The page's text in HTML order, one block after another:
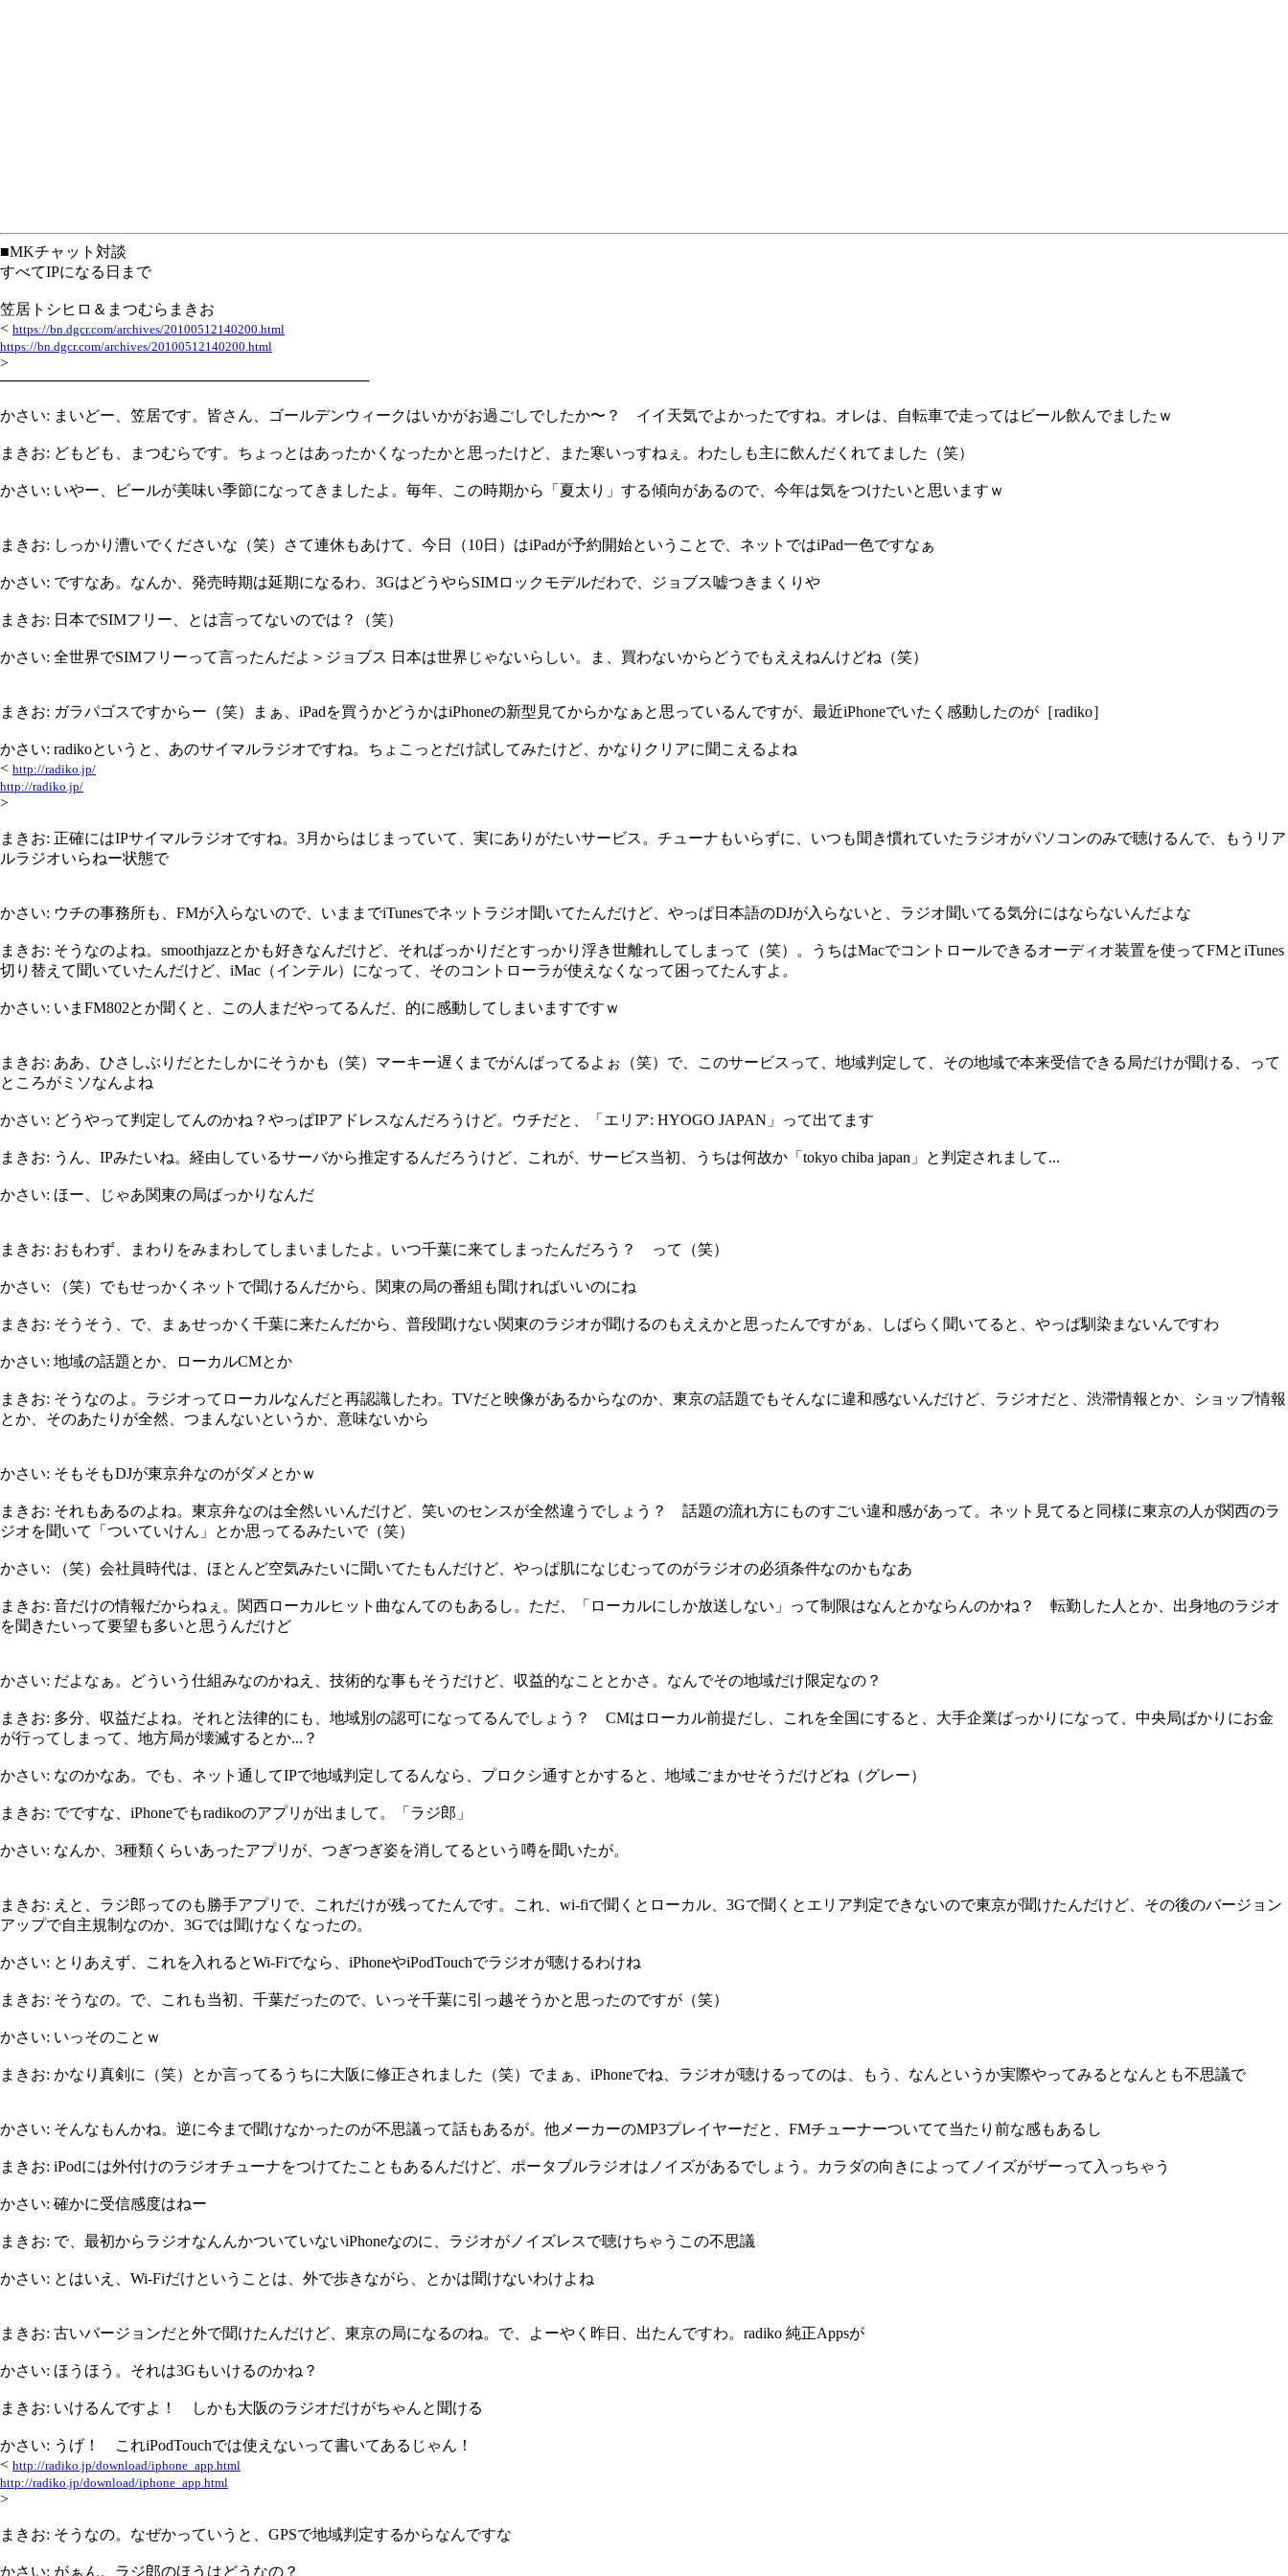
■MKチャット対談
すべてIPになる日まで
笠居トシヒロ＆まつむらまきお
< https://bn.dgcr.com/archives/20100512140200.html
https://bn.dgcr.com/archives/20100512140200.html
>
───────────────────────────────────
かさい: まいどー、笠居です。皆さん、ゴールデンウィークはいかがお過ごしでしたか〜？ イイ天気でよかったですね。オレは、自転車で走ってはビール飲んでましたｗ
まきお: どもども、まつむらです。ちょっとはあったかくなったかと思ったけど、また寒いっすねぇ。わたしも主に飲んだくれてました（笑）
かさい: いやー、ビールが美味い季節になってきましたよ。毎年、この時期から「夏太り」する傾向があるので、今年は気をつけたいと思いますｗ
まきお: しっかり漕いでくださいな（笑）さて連休もあけて、今日（10日）はiPadが予約開始ということで、ネットではiPad一色ですなぁ
かさい: ですなあ。なんか、発売時期は延期になるわ、3GはどうやらSIMロックモデルだわで、ジョブス嘘つきまくりや
まきお: 日本でSIMフリー、とは言ってないのでは？（笑）
かさい: 全世界でSIMフリーって言ったんだよ＞ジョブス 日本は世界じゃないらしい。ま、買わないからどうでもええねんけどね（笑）
まきお: ガラパゴスですからー（笑）まぁ、iPadを買うかどうかはiPhoneの新型見てからかなぁと思っているんですが、最近iPhoneでいたく感動したのが［radiko］
かさい: radikoというと、あのサイマルラジオですね。ちょこっとだけ試してみたけど、かなりクリアに聞こえるよね
< http://radiko.jp/
http://radiko.jp/
>
まきお: 正確にはIPサイマルラジオですね。3月からはじまっていて、実にありがたいサービス。チューナもいらずに、いつも聞き慣れていたラジオがパソコンのみで聴けるんで、もうリア
ルラジオいらねー状態で
かさい: ウチの事務所も、FMが入らないので、いままでiTunesでネットラジオ聞いてたんだけど、やっぱ日本語のDJが入らないと、ラジオ聞いてる気分にはならないんだよな
まきお: そうなのよね。smoothjazzとかも好きなんだけど、そればっかりだとすっかり浮き世離れしてしまって（笑）。うちはMacでコントロールできるオーディオ装置を使ってFMとiTunes
切り替えて聞いていたんだけど、iMac（インテル）になって、そのコントローラが使えなくなって困ってたんすよ。
かさい: いまFM802とか聞くと、この人まだやってるんだ、的に感動してしまいますですｗ
まきお: ああ、ひさしぶりだとたしかにそうかも（笑）マーキー遅くまでがんばってるよぉ（笑）で、このサービスって、地域判定して、その地域で本来受信できる局だけが聞ける、って
ところがミソなんよね
かさい: どうやって判定してんのかね？やっぱIPアドレスなんだろうけど。ウチだと、「エリア: HYOGO JAPAN」って出てます
まきお: うん、IPみたいね。経由しているサーバから推定するんだろうけど、これが、サービス当初、うちは何故か「tokyo chiba japan」と判定されまして...
かさい: ほー、じゃあ関東の局ばっかりなんだ
まきお: おもわず、まわりをみまわしてしまいましたよ。いつ千葉に来てしまったんだろう？ って（笑）
かさい: （笑）でもせっかくネットで聞けるんだから、関東の局の番組も聞ければいいのにね
まきお: そうそう、で、まぁせっかく千葉に来たんだから、普段聞けない関東のラジオが聞けるのもええかと思ったんですがぁ、しばらく聞いてると、やっぱ馴染まないんですわ
かさい: 地域の話題とか、ローカルCMとか
まきお: そうなのよ。ラジオってローカルなんだと再認識したわ。TVだと映像があるからなのか、東京の話題でもそんなに違和感ないんだけど、ラジオだと、渋滞情報とか、ショップ情報
とか、そのあたりが全然、つまんないというか、意味ないから
かさい: そもそもDJが東京弁なのがダメとかｗ
まきお: それもあるのよね。東京弁なのは全然いいんだけど、笑いのセンスが全然違うでしょう？ 話題の流れ方にものすごい違和感があって。ネット見てると同様に東京の人が関西のラ
ジオを聞いて「ついていけん」とか思ってるみたいで（笑）
かさい: （笑）会社員時代は、ほとんど空気みたいに聞いてたもんだけど、やっぱ肌になじむってのがラジオの必須条件なのかもなあ
まきお: 音だけの情報だからねぇ。関西ローカルヒット曲なんてのもあるし。ただ、「ローカルにしか放送しない」って制限はなんとかならんのかね？ 転勤した人とか、出身地のラジオ
を聞きたいって要望も多いと思うんだけど
かさい: だよなぁ。どういう仕組みなのかねえ、技術的な事もそうだけど、収益的なこととかさ。なんでその地域だけ限定なの？
まきお: 多分、収益だよね。それと法律的にも、地域別の認可になってるんでしょう？ CMはローカル前提だし、これを全国にすると、大手企業ばっかりになって、中央局ばかりにお金
が行ってしまって、地方局が壊滅するとか...？
かさい: なのかなあ。でも、ネット通してIPで地域判定してるんなら、プロクシ通すとかすると、地域ごまかせそうだけどね（グレー）
まきお: でですな、iPhoneでもradikoのアプリが出まして。「ラジ郎」
かさい: なんか、3種類くらいあったアプリが、つぎつぎ姿を消してるという噂を聞いたが。
まきお: えと、ラジ郎ってのも勝手アプリで、これだけが残ってたんです。これ、wi-fiで聞くとローカル、3Gで聞くとエリア判定できないので東京が聞けたんだけど、その後のバージョン
アップで自主規制なのか、3Gでは聞けなくなったの。
かさい: とりあえず、これを入れるとWi-Fiでなら、iPhoneやiPodTouchでラジオが聴けるわけね
まきお: そうなの。で、これも当初、千葉だったので、いっそ千葉に引っ越そうかと思ったのですが（笑）
かさい: いっそのことｗ
まきお: かなり真剣に（笑）とか言ってるうちに大阪に修正されました（笑）でまぁ、iPhoneでね、ラジオが聴けるってのは、もう、なんというか実際やってみるとなんとも不思議で
かさい: そんなもんかね。逆に今まで聞けなかったのが不思議って話もあるが。他メーカーのMP3プレイヤーだと、FMチューナーついてて当たり前な感もあるし
まきお: iPodには外付けのラジオチューナをつけてたこともあるんだけど、ポータブルラジオはノイズがあるでしょう。カラダの向きによってノイズがザーって入っちゃう
かさい: 確かに受信感度はねー
まきお: で、最初からラジオなんんかついていないiPhoneなのに、ラジオがノイズレスで聴けちゃうこの不思議
かさい: とはいえ、Wi-Fiだけということは、外で歩きながら、とかは聞けないわけよね
まきお: 古いバージョンだと外で聞けたんだけど、東京の局になるのね。で、よーやく昨日、出たんですわ。radiko 純正Appsが
かさい: ほうほう。それは3Gもいけるのかね？
まきお: いけるんですよ！ しかも大阪のラジオだけがちゃんと聞ける
かさい: うげ！ これiPodTouchでは使えないって書いてあるじゃん！
< http://radiko.jp/download/iphone_app.html
http://radiko.jp/download/iphone_app.html
>
まきお: そうなの。なぜかっていうと、GPSで地域判定するからなんですな
かさい: がぁん。ラジ郎のほうはどうなの？